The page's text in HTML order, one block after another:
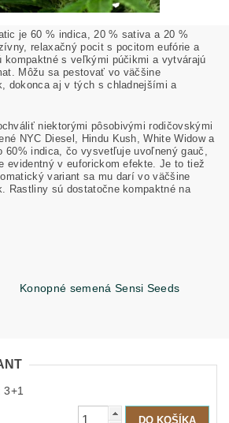
je 60 % indica, 20 % sativa a 20 %
relaxačný pocit s pocitom eufórie a
kompaktné s veľkými púčikmi a vytvárajú
Môžu sa pestovať vo väčšine
dokonca aj v tých s chladnejšími a
niektorými pôsobivými rodičovskými
NYC Diesel, Hindu Kush, White Widow a
60% indica, čo vysvetľuje uvoľnený gauč,
evidentný v euforickom efekte. Je to tiež
variant sa mu darí vo väčšine
Rastliny sú dostatočne kompaktné na
Konopné semená Sensi Seeds